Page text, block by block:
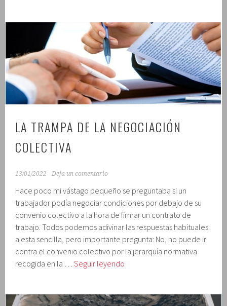
LA TRAMPA DE LA NEGOCIACIÓN
COLECTIVA
13/01/2022 Deja un comentario
Hace poco mi vástago pequeño se preguntaba si un
trabajador podía negociar condiciones por debajo de su
convenio colectivo a la hora de firmar un contrato de
trabajo. Todos podemos adivinar las respuestas habituales
a esta sencilla, pero importante pregunta: No, no puede ir
contra el convenio colectivo por la jerarquía normativa
recogida en la …Seguir leyendo
la